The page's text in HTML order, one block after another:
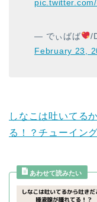
— でぃばば /
February 23,
しなこは吐いてる
る！？チューイン